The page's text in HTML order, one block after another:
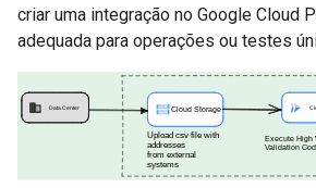
criar uma integração no Google Cloud
adequada para operações ou testes